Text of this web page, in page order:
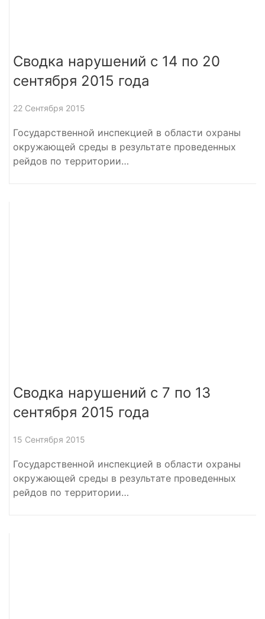
Сводка нарушений с 14 по 20
сентября 2015 года
22 Сентября 2015
Государственной инспекцией в области охраны
окружающей среды в результате проведенных
рейдов по территории…
Сводка нарушений с 7 по 13
сентября 2015 года
15 Сентября 2015
Государственной инспекцией в области охраны
окружающей среды в результате проведенных
рейдов по территории…